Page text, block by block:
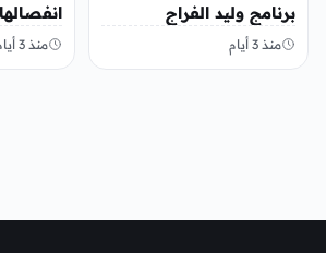
برنامج وليد الفراج
منذ 3 أيام منذ 3 أيام